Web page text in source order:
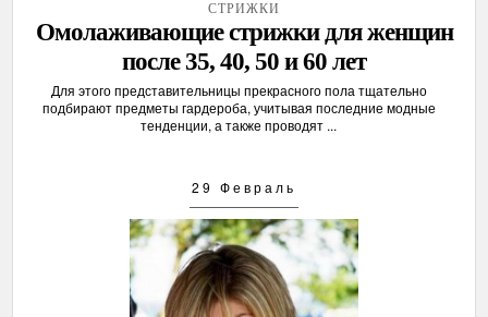
СТРИЖКИ
Омолаживающие стрижки для женщин
после 35, 40, 50 и 60 лет
Для этого представительницы прекрасного пола тщательно
подбирают предметы гардероба, учитывая последние модные
тенденции, а также проводят ...
29 Февраль